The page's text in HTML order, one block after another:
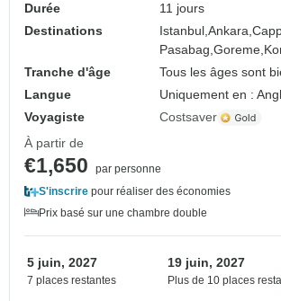
Durée
11 jours
Destinations
Istanbul,Ankara,
Pasabag,Goreme,
Tranche d'âge
Tous les âges sont
Langue
Uniquement en :
Voyagiste
Costsaver
À partir de
€1,650
par personne
S'inscrire pour réaliser des économies
Prix basé sur une chambre double
5 juin, 2027
7 places restantes
19 juin, 2027
Plus de 10 places